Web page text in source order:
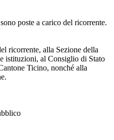
poste a carico del ricorrente.
ricorrente, alla Sezione della
istituzioni, al Consiglio di Stato
Ticino, nonché alla